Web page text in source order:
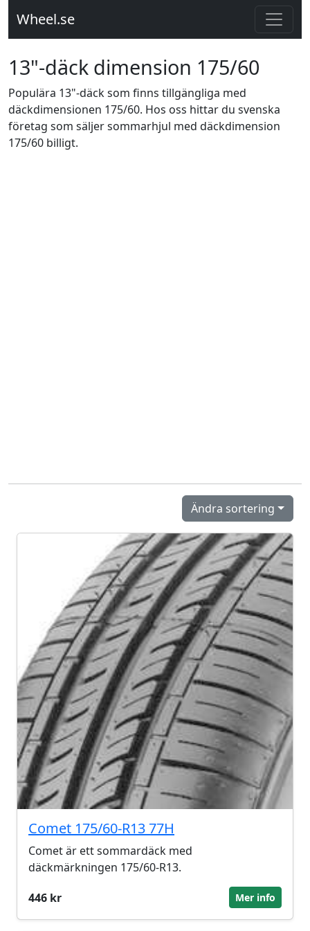
Wheel.se
13"-däck dimension 175/60
Populära 13"-däck som finns tillgängliga med
däckdimensionen 175/60. Hos oss hittar du svenska
företag som säljer sommarhjul med däckdimension
175/60 billigt.
Ändra sortering
Comet 175/60-R13 77H
Comet är ett sommardäck med
däckmärkningen 175/60-R13.
446 kr
Mer info